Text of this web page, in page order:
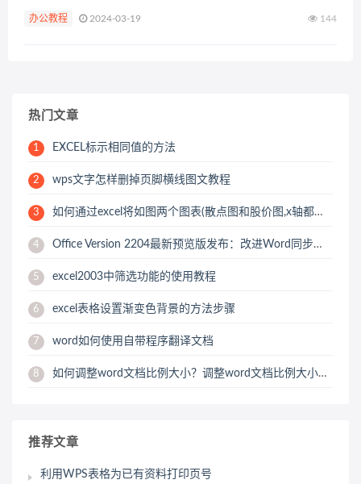
分钟。 办公教程内容图文 我们需要先打开需要...
办公教程 2024-03-19 144
热门文章
1 EXCEL标示相同值的方法
2 wps文字怎样删掉页脚横线图文教程
3 如何通过excel将如图两个图表(散点图和股价图,x轴都是..-
4 Office Version 2204最新预览版发布：改进Word同步协作功能
5 excel2003中筛选功能的使用教程
6 excel表格设置渐变色背景的方法步骤
7 word如何使用自带程序翻译文档
8 如何调整word文档比例大小？调整word文档比例大小的方法教程
推荐文章
利用WPS表格为已有资料打印页号